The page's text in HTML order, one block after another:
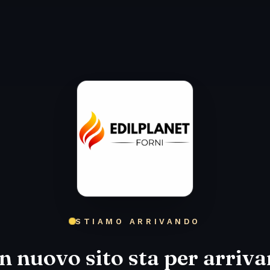
STIAMO ARRIVANDO
nuovo sito sta per